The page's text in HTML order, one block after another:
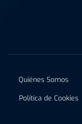
Quiénes Somos
Política de Cookies